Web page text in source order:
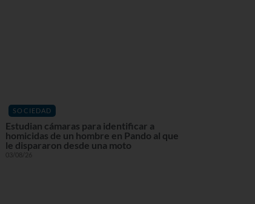
SOCIEDAD
Estudian cámaras para identificar a
homicidas de un hombre en Pando al que
le dispararon desde una moto
03/08/26